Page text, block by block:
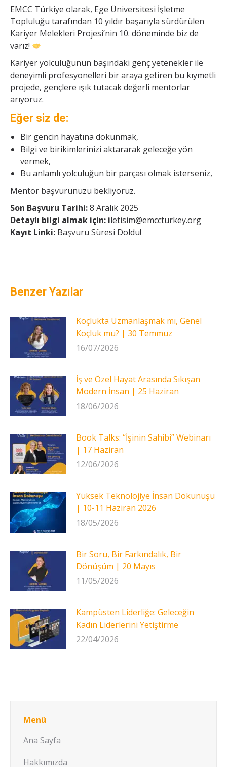
EMCC Türkiye olarak, Ege Üniversitesi İşletme
Topluluğu tarafından 10 yıldır başarıyla sürdürülen
Kariyer Melekleri Projesi’nin 10. döneminde biz de
varız!
Kariyer yolculuğunun başındaki genç yetenekler ile
deneyimli profesyonelleri bir araya getiren bu kıymetli
projede, gençlere ışık tutacak değerli mentorlar
arıyoruz.
Eğer siz de:
Bir gencin hayatına dokunmak,
Bilgi ve birikimlerinizi aktararak geleceğe yön
vermek,
Bu anlamlı yolculuğun bir parçası olmak isterseniz,
Mentor başvurunuzu bekliyoruz.
Son Başvuru Tarihi:8 Aralık 2025
Detaylı bilgi almak için: iletisim@emccturkey.org
Kayıt Linki: Başvuru Süresi Doldu!
Benzer Yazılar
Koçlukta Uzmanlaşmak mı, Genel
Koçluk mu? | 30 Temmuz
16/07/2026
İş ve Özel Hayat Arasında Sıkışan
Modern İnsan | 25 Haziran
18/06/2026
Book Talks: “İşinin Sahibi” Webinarı
| 17 Haziran
12/06/2026
Yüksek Teknolojiye İnsan Dokunuşu
| 10-11 Haziran 2026
18/05/2026
Bir Soru, Bir Farkındalık, Bir
Dönüşüm | 20 Mayıs
11/05/2026
Kampüsten Liderliğe: Geleceğin
Kadın Liderlerini Yetiştirme
22/04/2026
Menü
Ana Sayfa
Hakkımızda